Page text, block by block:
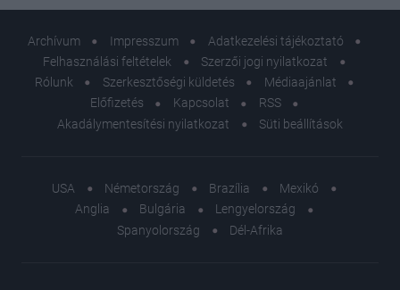
Archívum Impresszum
Adatkezelési tájékoztató
Felhasználási feltételek
Szerzői jogi nyilatkozat
Rólunk
Szerkesztőségi küldetés
Médiaajánlat
Előfizetés
Kapcsolat
RSS
Akadálymentesítési nyilatkozat
Süti beállítások
USA Németország Brazília
Mexikó
Anglia
Bulgária
Lengyelország
Spanyolország
Dél-Afrika